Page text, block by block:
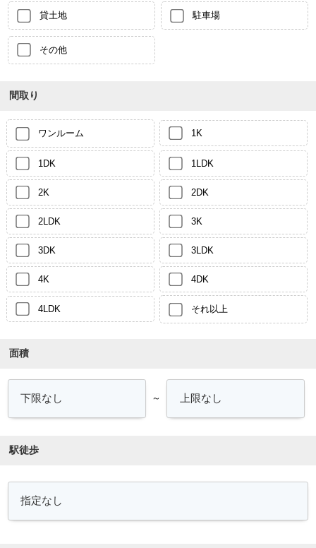
貸土地 駐車場
その他
間取り
ワンルーム 1K
1DK 1LDK
2K 2DK
2LDK 3K
3DK 3LDK
4K 4DK
4LDK それ以上
面積
～
駅徒歩